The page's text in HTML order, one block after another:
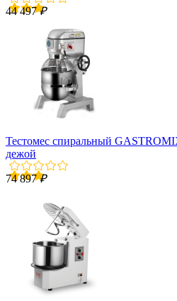
44 497₽
Тестомес спиральный
дежой
74 897₽